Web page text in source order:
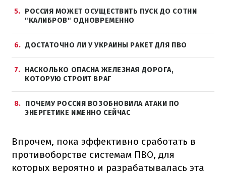
5
РОССИЯ МОЖЕТ ОСУЩЕСТВИТЬ ПУСК ДО СОТНИ
"КАЛИБРОВ" ОДНОВРЕМЕННО
6 ДОСТАТОЧНО ЛИ У УКРАИНЫ РАКЕТ ДЛЯ ПВО
7
НАСКОЛЬКО ОПАСНА ЖЕЛЕЗНАЯ ДОРОГА,
КОТОРУЮ СТРОИТ ВРАГ
8
ПОЧЕМУ РОССИЯ ВОЗОБНОВИЛА АТАКИ ПО
ЭНЕРГЕТИКЕ ИМЕННО СЕЙЧАС
Впрочем, пока эффективно сработать в
противоборстве системам ПВО, для
которых вероятно и разрабатывалась эта